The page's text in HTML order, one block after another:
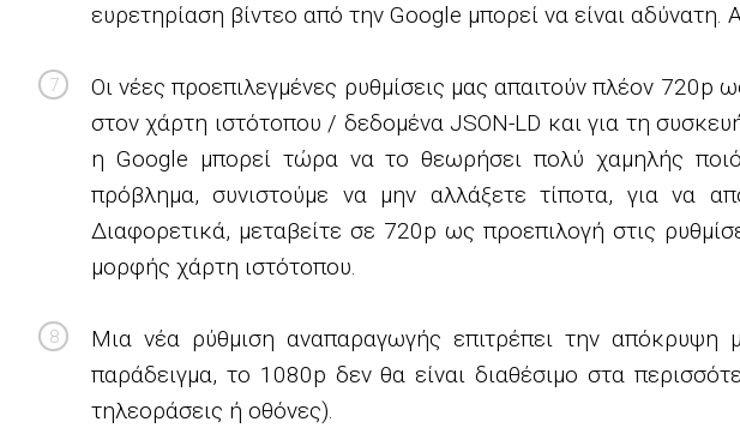
ευρετηρίαση βίντεο από την Google μπορεί να είναι
Οι νέες προεπιλεγμένες ρυθμίσεις μας απαιτούν πλέον
στον χάρτη ιστότοπου / δεδομένα JSON-LD και για τη
η Google μπορεί τώρα να το θεωρήσει πολύ χαμηλής
πρόβλημα, συνιστούμε να μην αλλάξετε τίποτα, για να
Διαφορετικά, μεταβείτε σε 720p ως προεπιλογή στις
μορφής χάρτη ιστότοπου.
Μια νέα ρύθμιση αναπαραγωγής επιτρέπει την
παράδειγμα, το 1080p δεν θα είναι διαθέσιμο στα
τηλεοράσεις ή οθόνες).